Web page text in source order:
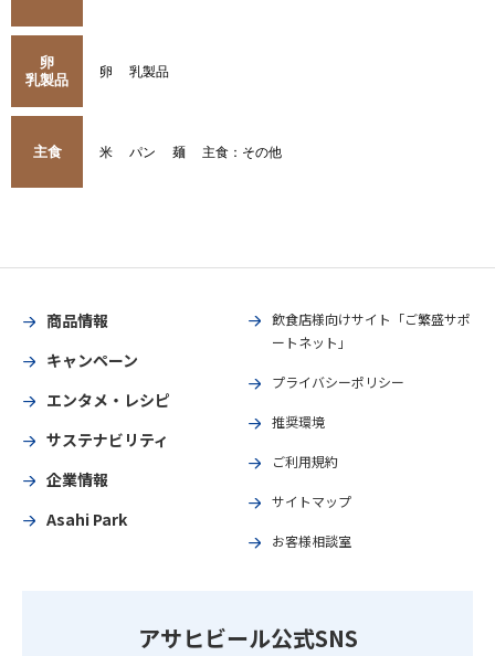
卵
乳製品
卵 乳製品
主食 米 パン 麺 主食：その他
商品情報
キャンペーン
エンタメ・レシピ
サステナビリティ
企業情報
Asahi Park
飲食店様向けサイト「ご繁盛サポ
ートネット」
プライバシーポリシー
推奨環境
ご利用規約
サイトマップ
お客様相談室
アサヒビール公式SNS